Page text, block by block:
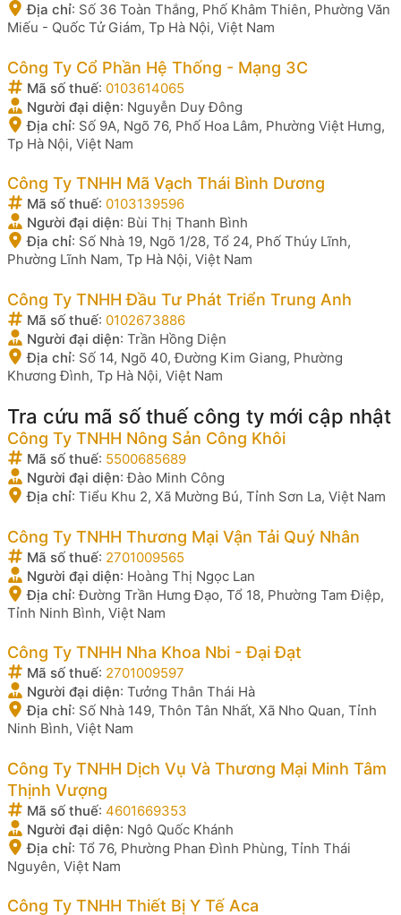
Địa chỉ: Số 36 Toàn Thắng, Phố Khâm Thiên, Phường Văn
Miếu - Quốc Tử Giám, Tp Hà Nội, Việt Nam
Công Ty Cổ Phần Hệ Thống - Mạng 3C
Mã số thuế: 0103614065
Người đại diện: Nguyễn Duy Đông
Địa chỉ: Số 9A, Ngõ 76, Phố Hoa Lâm, Phường Việt Hưng,
Tp Hà Nội, Việt Nam
Công Ty TNHH Mã Vạch Thái Bình Dương
Mã số thuế: 0103139596
Người đại diện: Bùi Thị Thanh Bình
Địa chỉ: Số Nhà 19, Ngõ 1/28, Tổ 24, Phố Thúy Lĩnh,
Phường Lĩnh Nam, Tp Hà Nội, Việt Nam
Công Ty TNHH Đầu Tư Phát Triển Trung Anh
Mã số thuế: 0102673886
Người đại diện: Trần Hồng Diện
Địa chỉ: Số 14, Ngõ 40, Đường Kim Giang, Phường
Khương Đình, Tp Hà Nội, Việt Nam
Tra cứu mã số thuế công ty mới cập nhật
Công Ty TNHH Nông Sản Công Khôi
Mã số thuế: 5500685689
Người đại diện:Đào Minh Công
Địa chỉ: Tiểu Khu 2, Xã Mường Bú, Tỉnh Sơn La, Việt Nam
Công Ty TNHH Thương Mại Vận Tải Quý Nhân
Mã số thuế: 2701009565
Người đại diện: Hoàng Thị Ngọc Lan
Địa chỉ:Đường Trần Hưng Đạo, Tổ 18, Phường Tam Điệp,
Tỉnh Ninh Bình, Việt Nam
Công Ty TNHH Nha Khoa Nbi - Đại Đạt
Mã số thuế: 2701009597
Người đại diện: Tưởng Thân Thái Hà
Địa chỉ: Số Nhà 149, Thôn Tân Nhất, Xã Nho Quan, Tỉnh
Ninh Bình, Việt Nam
Công Ty TNHH Dịch Vụ Và Thương Mại Minh Tâm
Thịnh Vượng
Mã số thuế: 4601669353
Người đại diện: Ngô Quốc Khánh
Địa chỉ: Tổ 76, Phường Phan Đình Phùng, Tỉnh Thái
Nguyên, Việt Nam
Công Ty TNHH Thiết Bị Y Tế Aca